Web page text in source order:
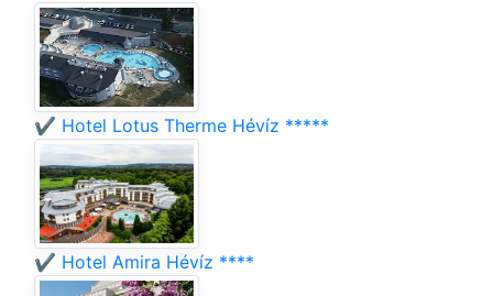
✔️ Hotel Lotus Therme Hévíz *****
✔️ Hotel Amira Hévíz ****